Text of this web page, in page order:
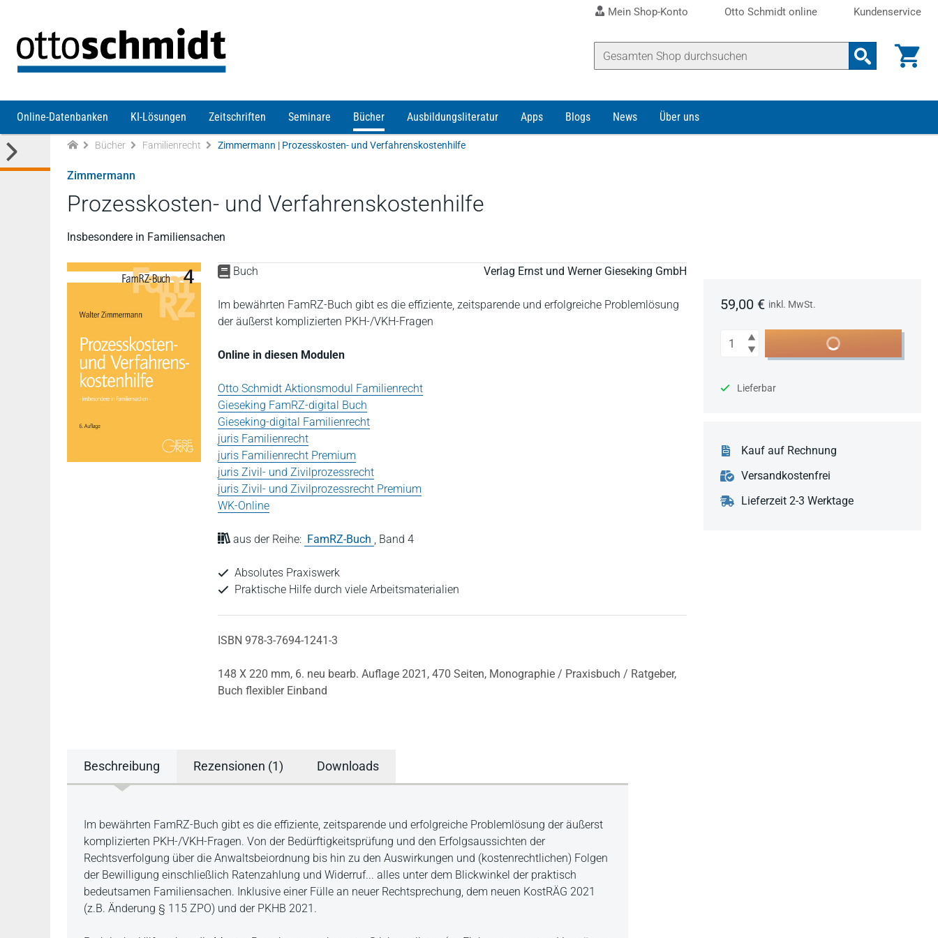
Mein Shop-Konto Otto Schmidt online Kundenservice
Online-Datenbanken KI-Lösungen Zeitschriften Seminare Bücher Ausbildungsliteratur Apps Blogs News Über uns
Bücher Familienrecht Zimmermann | Prozesskosten- und Verfahrenskostenhilfe
Zimmermann
Prozesskosten- und Verfahrenskostenhilfe
Insbesondere in Familiensachen
Buch Verlag Ernst und Werner Gieseking GmbH
Im bewährten FamRZ-Buch gibt es die effiziente, zeitsparende und erfolgreiche Problemlösung
der äußerst komplizierten PKH-/VKH-Fragen
Online in diesen Modulen
Otto Schmidt Aktionsmodul Familienrecht
Gieseking FamRZ-digital Buch
Gieseking-digital Familienrecht
juris Familienrecht
juris Familienrecht Premium
juris Zivil- und Zivilprozessrecht
juris Zivil- und Zivilprozessrecht Premium
WK-Online
aus der Reihe: FamRZ-Buch , Band 4
Absolutes Praxiswerk
Praktische Hilfe durch viele Arbeitsmaterialien
ISBN 978-3-7694-1241-3
148 X 220 mm, 6. neu bearb. Auflage 2021, 470 Seiten, Monographie / Praxisbuch / Ratgeber,
Buch flexibler Einband
59,00 € inkl. MwSt.
Anzahl In den Warenkorb
Lieferbar
Kauf auf Rechnung
Versandkostenfrei
Lieferzeit 2-3 Werktage
Beschreibung Rezensionen (1) Downloads
Beschreibung
Im bewährten FamRZ-Buch gibt es die effiziente, zeitsparende und erfolgreiche Problemlösung der äußerst
komplizierten PKH-/VKH-Fragen. Von der Bedürftigkeitsprüfung und den Erfolgsaussichten der
Rechtsverfolgung über die Anwaltsbeiordnung bis hin zu den Auswirkungen und (kostenrechtlichen) Folgen
der Bewilligung einschließlich Ratenzahlung und Widerruf... alles unter dem Blickwinkel der praktisch
bedeutsamen Familiensachen. Inklusive einer Fülle an neuer Rechtsprechung, dem neuen KostRÄG 2021
(z.B. Änderung § 115 ZPO) und der PKHB 2021.